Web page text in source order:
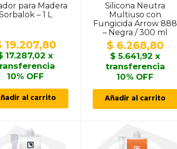
para Madera
– 1 L
19.207,80
17.287,02 x
10% OFF
al carrito
Silicona Neutra
Multiuso con
Fungicida Arrow 888
– Negra / 300 ml
$ 6.268,80
$ 5.641,92 x
transferencia
10% OFF
Añadir al carrito